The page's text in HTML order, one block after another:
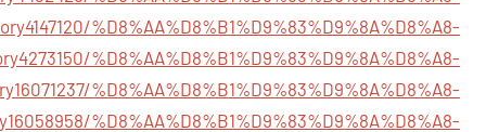
%D8%AA%D8%B1%D9%83%D9%8A%D8%A8-
%D8%AA%D8%B1%D9%83%D9%8A%D8%A8-
%D8%AA%D8%B1%D9%83%D9%8A%D8%A8-
%D8%AA%D8%B1%D9%83%D9%8A%D8%A8-